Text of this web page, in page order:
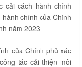
cải cách hành chính
chính của Chính
năm 2023.
của Chính phủ xác
tác cải thiện môi